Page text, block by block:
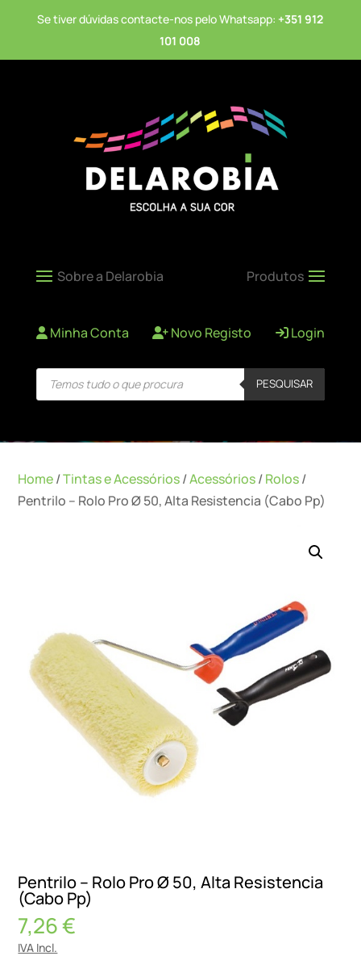
Se tiver dúvidas contacte-nos pelo Whatsapp: +351 912
101 008
Minha Conta Novo Registo Login
Products
search PESQUISAR
Home/Tintas e Acessórios/Acessórios/Rolos/
Pentrilo – Rolo Pro Ø 50, Alta Resistencia (Cabo Pp)
Pentrilo – Rolo Pro Ø 50, Alta Resistencia
(Cabo Pp)
7,26€
IVA Incl.